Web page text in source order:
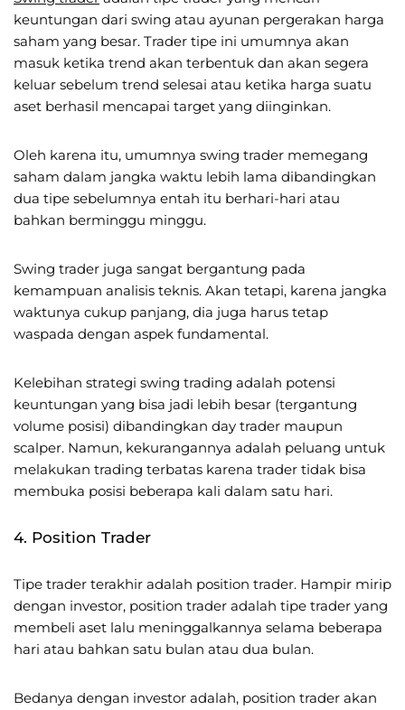
keuntungan dari swing atau ayunan pergerakan harga
saham yang besar. Trader tipe ini umumnya akan
masuk ketika trend akan terbentuk dan akan segera
keluar sebelum trend selesai atau ketika harga suatu
aset berhasil mencapai target yang diinginkan.
Oleh karena itu, umumnya swing trader memegang
saham dalam jangka waktu lebih lama dibandingkan
dua tipe sebelumnya entah itu berhari-hari atau
bahkan berminggu minggu.
Swing trader juga sangat bergantung pada
kemampuan analisis teknis. Akan tetapi, karena jangka
waktunya cukup panjang, dia juga harus tetap
waspada dengan aspek fundamental.
Kelebihan strategi swing trading adalah potensi
keuntungan yang bisa jadi lebih besar (tergantung
volume posisi) dibandingkan day trader maupun
scalper. Namun, kekurangannya adalah peluang untuk
melakukan trading terbatas karena trader tidak bisa
membuka posisi beberapa kali dalam satu hari.
4. Position Trader
Tipe trader terakhir adalah position trader. Hampir mirip
dengan investor, position trader adalah tipe trader yang
membeli aset lalu meninggalkannya selama beberapa
hari atau bahkan satu bulan atau dua bulan.
Bedanya dengan investor adalah, position trader akan